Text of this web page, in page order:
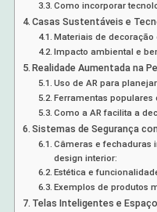
Como incorporar
Casas Sustentáveis e
Materiais de
Impacto ambiental e
Realidade Aumentada na
Uso de AR para
Ferramentas populares
Como a AR facilita a
Sistemas de Segurança
Câmeras e fechaduras
design interior:
Estética e
Exemplos de produtos
Telas Inteligentes e